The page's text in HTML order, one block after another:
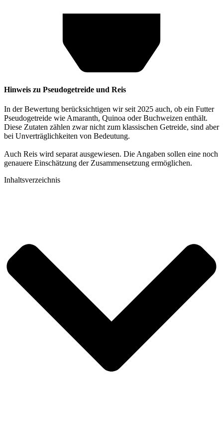
Hinweis zu Pseudogetreide und Reis
In der Bewertung berücksichtigen wir seit 2025 auch, ob ein Futter
Pseudogetreide wie Amaranth, Quinoa oder Buchweizen enthält.
Diese Zutaten zählen zwar nicht zum klassischen Getreide, sind aber
bei Unverträglichkeiten von Bedeutung.
Auch Reis wird separat ausgewiesen. Die Angaben sollen eine noch
genauere Einschätzung der Zusammensetzung ermöglichen.
Inhaltsverzeichnis​